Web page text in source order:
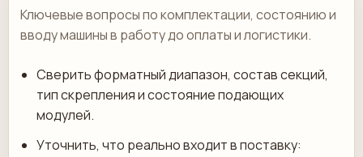
Ключевые вопросы по комплектации, состоянию и
вводу машины в работу до оплаты и логистики.
Сверить форматный диапазон, состав секций,
тип скрепления и состояние подающих
модулей.
Уточнить, что реально входит в поставку: